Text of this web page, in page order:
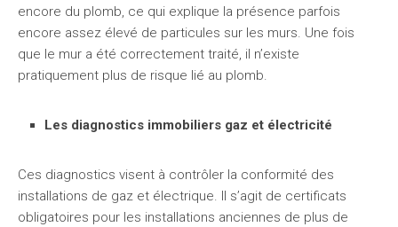
encore du plomb, ce qui explique la présence parfois
encore assez élevé de particules sur les murs. Une fois
que le mur a été correctement traité, il n’existe
pratiquement plus de risque lié au plomb.
Les diagnostics immobiliers gaz et électricité
Ces diagnostics visent à contrôler la conformité des
installations de gaz et électrique. Il s’agit de certificats
obligatoires pour les installations anciennes de plus de